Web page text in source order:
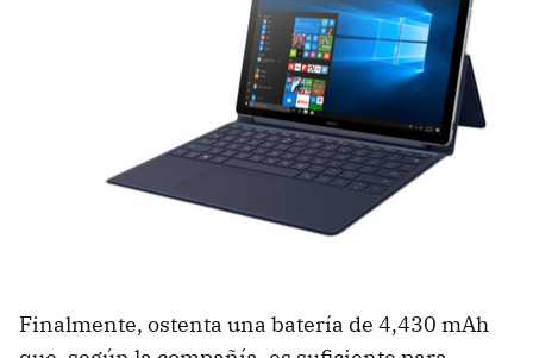
Finalmente, ostenta una batería de 4,430 mAh